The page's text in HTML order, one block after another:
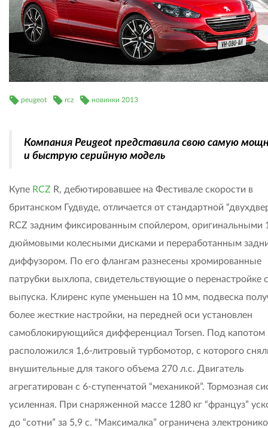
peugeot rcz новинки 2013
Компания Peugeot представила свою самую
и быструю серийную модель
Купе RCZ R, дебютировавшее на Фестивале скорости в
британском Гудвуде, отличается от стандартной
RCZ задним фиксированным спойлером, оригинальными
дюймовыми колесными дисками и переработанным
диффузором. По его флангам разнесены хромированные
патрубки выхлопа, свидетельствующие о перенастройке
выпуска. Клиренс купе уменьшен на 10 мм, подвеска
более жесткие настройки, на передней оси установлен
самоблокирующийся дифференциал Torsen. Под капотом
расположился 1,6-литровый турбомотор, с которого
внушительные для такого объема 270 л.с. Двигатель
агрегатирован с 6-ступенчатой “механикой”. Тормозная
усиленная. При снаряженной массе 1280 кг “француз”
до “сотни” за 5,9 с. “Максималка” ограничена